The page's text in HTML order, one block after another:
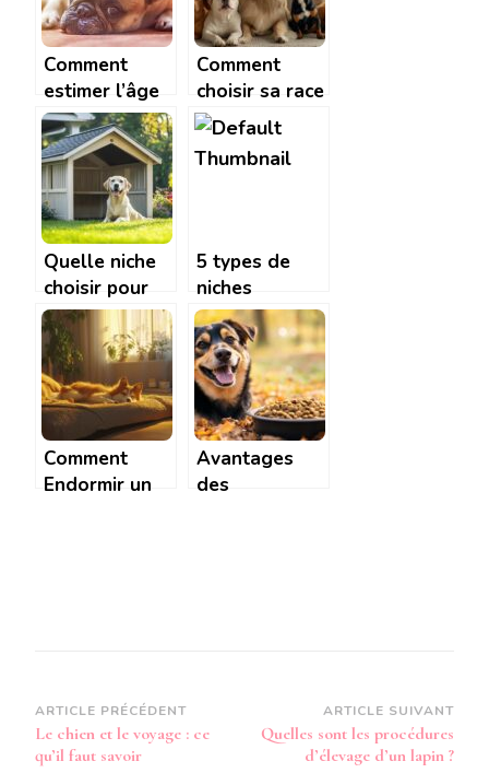
Comment
estimer l’âge
humain d’un
chien ?
Comment
choisir sa race
de chien
pour les
Quelle niche
choisir pour
mon Labrador
? Avantages
et
inconvénients
des abris
indoor et
outdoor
5 types de
niches
premium pour
votre
chihuahua :
Avis et
recommandations
Comment
Endormir un
Avantages
des
Navigation
d’article
ARTICLE PRÉCÉDENT
Le chien et le voyage : ce
qu’il faut savoir
ARTICLE SUIVANT
Quelles sont les procédures
d’élevage d’un lapin ?